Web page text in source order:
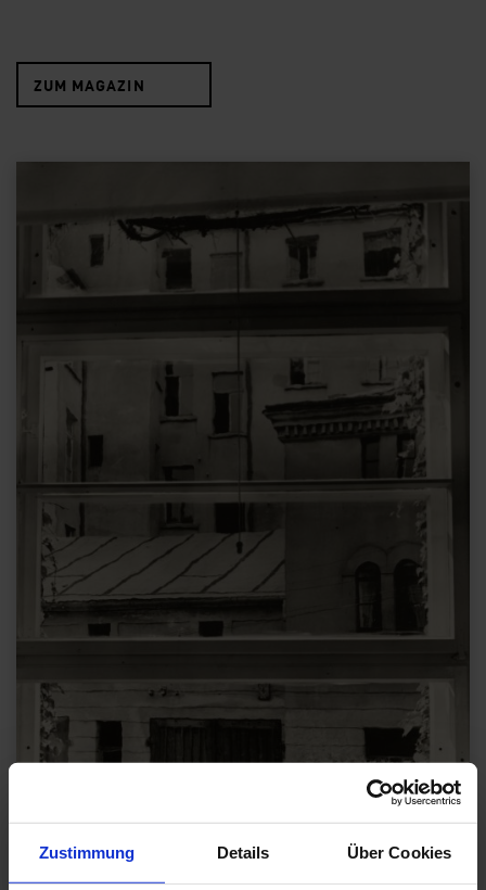
Zustimmung Details Über Cookies
ZUM MAGAZIN